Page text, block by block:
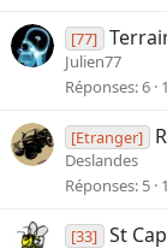
[77]
Julien77
Réponses 6
[Etranger]
Deslandes
Réponses 5
[33] St